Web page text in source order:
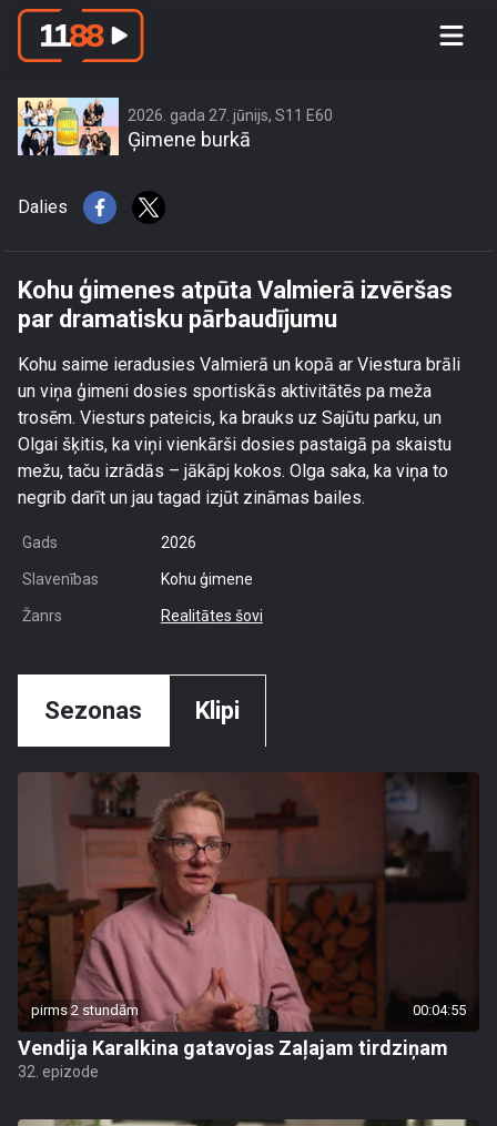
Kohu ģimenes atpūta Valmierā
2026. gada 27. jūnijs, S11 E60
Ģimene burkā
Dalies
Kohu ģimenes atpūta Valmierā izvēršas
par dramatisku pārbaudījumu
Kohu saime ieradusies Valmierā un kopā ar Viestura brāli
un viņa ģimeni dosies sportiskās aktivitātēs pa meža
trosēm. Viesturs pateicis, ka brauks uz Sajūtu parku, un
Olgai šķitis, ka viņi vienkārši dosies pastaigā pa skaistu
mežu, taču izrādās – jākāpj kokos. Olga saka, ka viņa to
negrib darīt un jau tagad izjūt zināmas bailes.
Gads 2026
Slavenības Kohu ģimene
Žanrs Realitātes šovi
Sezonas Klipi
pirms 2 stundām 00:04:55
Vendija Karalkina gatavojas Zaļajam tirdziņam
32. epizode